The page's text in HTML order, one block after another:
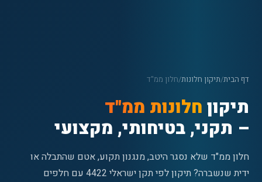
דף הבית/תיקון חלונות/חלון ממ"ד
תיקון חלונות ממ"ד
– תקני, בטיחותי, מקצועי
חלון ממ"ד שלא נסגר היטב, מנגנון תקוע, אטם שהתבלה או
ידית שנשברה? תיקון לפי תקן ישראלי 4422 עם חלפים